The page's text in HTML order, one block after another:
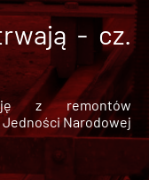
- cz.
z remontów
Narodowej